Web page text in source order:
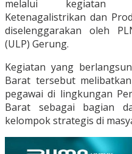
melalui kegiatan
Ketenagalistrikan dan
diselenggarakan oleh
(ULP) Gerung.
Kegiatan yang
Barat tersebut
pegawai di lingkungan
Barat sebagai bagian
kelompok strategis di